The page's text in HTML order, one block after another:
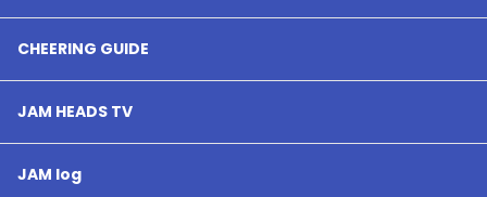
CHEERING GUIDE
JAM HEADS TV
JAM log